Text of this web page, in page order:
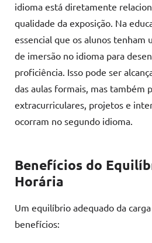
idioma está diretamente
qualidade da exposição. Na
essencial que os alunos
de imersão no idioma para
proficiência. Isso pode ser
das aulas formais, mas também
extracurriculares, projetos e
ocorram no segundo idioma.
Benefícios do
Horária
Um equilíbrio adequado da
benefícios: